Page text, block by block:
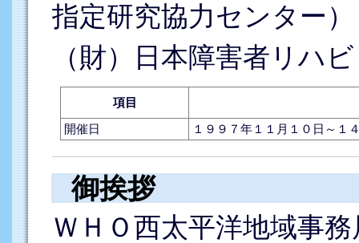
指定研究協力センター）
（財）日本障害者リハ
項目
開催日
１９９７年１１月１０日～１
御挨拶
ＷＨＯ西太平洋地域事